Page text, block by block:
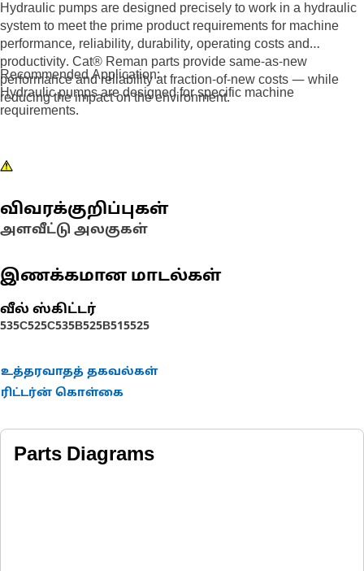
Hydraulic pumps are designed precisely to work in a hydraulic
system to meet the prime product requirements for machine
performance, reliability, durability, operating costs and
productivity. Cat® Reman parts provide same-as-new
performance and reliability at fraction-of-new costs — while
reducing the impact on the environment.
Recommended Application:
Hydraulic pumps are designed for specific machine
requirements.
விவரக்குறிப்புகள்
அளவீட்டு அலகுகள்
இணக்கமான மாடல்கள்
வீல் ஸ்கிட்டர்
535C525C535B525B515525
உத்தரவாதத் தகவல்கள்
ரிட்டர்ன் கொள்கை
Parts Diagrams